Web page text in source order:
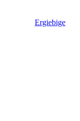
Ergiebige